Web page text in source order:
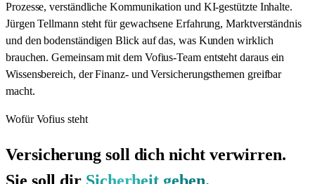
Prozesse, verständliche Kommunikation und KI-gestützte Inhalte.
Jürgen Tellmann steht für gewachsene Erfahrung, Marktverständnis
und den bodenständigen Blick auf das, was Kunden wirklich
brauchen. Gemeinsam mit dem Vofius-Team entsteht daraus ein
Wissensbereich, der Finanz- und Versicherungsthemen greifbar
macht.
Wofür Vofius steht
Versicherung soll dich nicht verwirren.